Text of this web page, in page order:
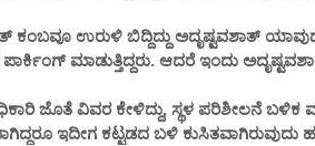
ಕಂಬವೂ ಉರುಳಿ ಬಿದ್ದಿದ್ದು ಅದೃಷ್ಟವಶಾತ್
ಪಾರ್ಕಿಂಗ್ ಮಾಡುತ್ತಿದ್ದರು. ಆದರೆ ಇಂದು
ಜೊತೆ ವಿವರ ಕೇಳಿದ್ದು, ಸ್ಥಳ ಪರಿಶೀಲನೆ ಬಳಿಕ
ಇದೀಗ ಕಟ್ಟಡದ ಬಳಿ ಕುಸಿತವಾಗಿರುವುದು